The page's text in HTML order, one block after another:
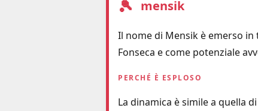
🎾 mensik
Il nome di Mensik è emerso
Fonseca e come potenziale
PERCHÉ È ESPLOSO
La dinamica è simile a quella